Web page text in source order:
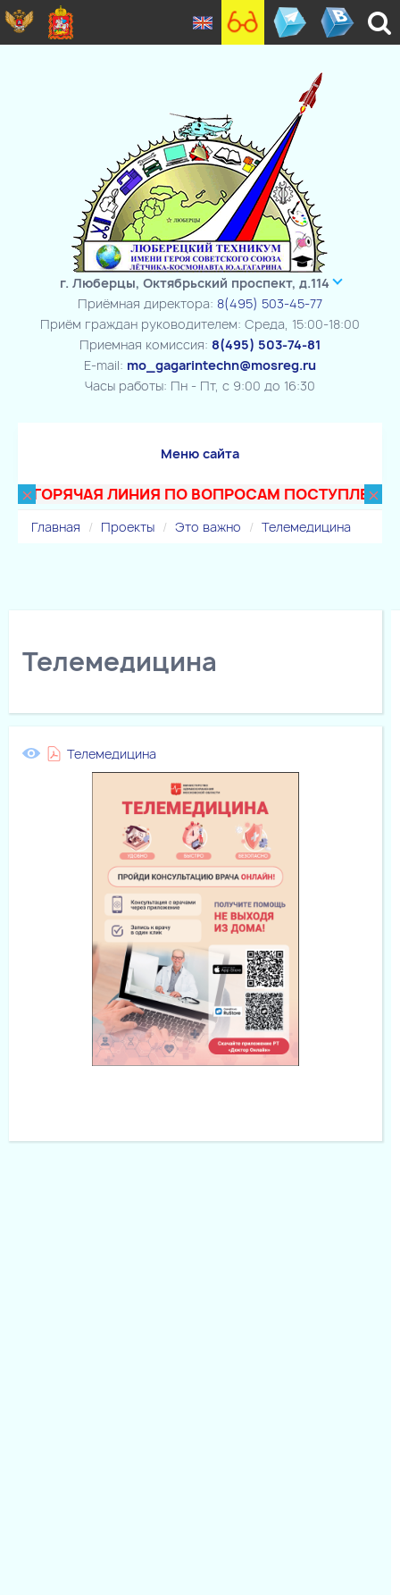
г. Люберцы, Октябрьский проспект, д.114
Приёмная директора: 8(495) 503-45-77
Приём граждан руководителем: Среда, 15:00-18:00
Приемная комиссия: 8(495) 503-74-81
E-mail: mo_gagarintechn@mosreg.ru
Часы работы: Пн - Пт, с 9:00 до 16:30
Меню сайта
×
ГОРЯЧАЯ ЛИНИЯ ПО ВОПРОСАМ ПОСТУПЛЕНИЯ В
×
Главная Проекты Это важно Телемедицина
Телемедицина
Телемедицина